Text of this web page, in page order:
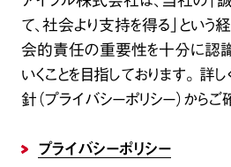
て、社会より支持を得る」という
会的責任の重要性を十分に認
いくことを目指しております。 詳
針（プライバシーポリシー）からご
プライバシーポリシー